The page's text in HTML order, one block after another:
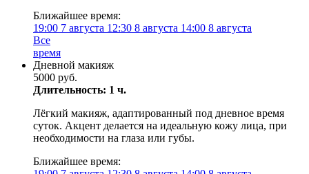
Ближайшее время:
19:00 7 августа 12:30 8 августа 14:00 8 августа
Все
время
Дневной макияж
5000 руб.
Длительность: 1 ч.
Лёгкий макияж, адаптированный под дневное время
суток. Акцент делается на идеальную кожу лица, при
необходимости на глаза или губы.
Ближайшее время: